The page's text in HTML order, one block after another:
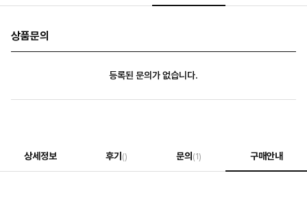
상품문의
등록된 문의가 없습니다.
상세정보 후기 () 문의 (1) 구매안내